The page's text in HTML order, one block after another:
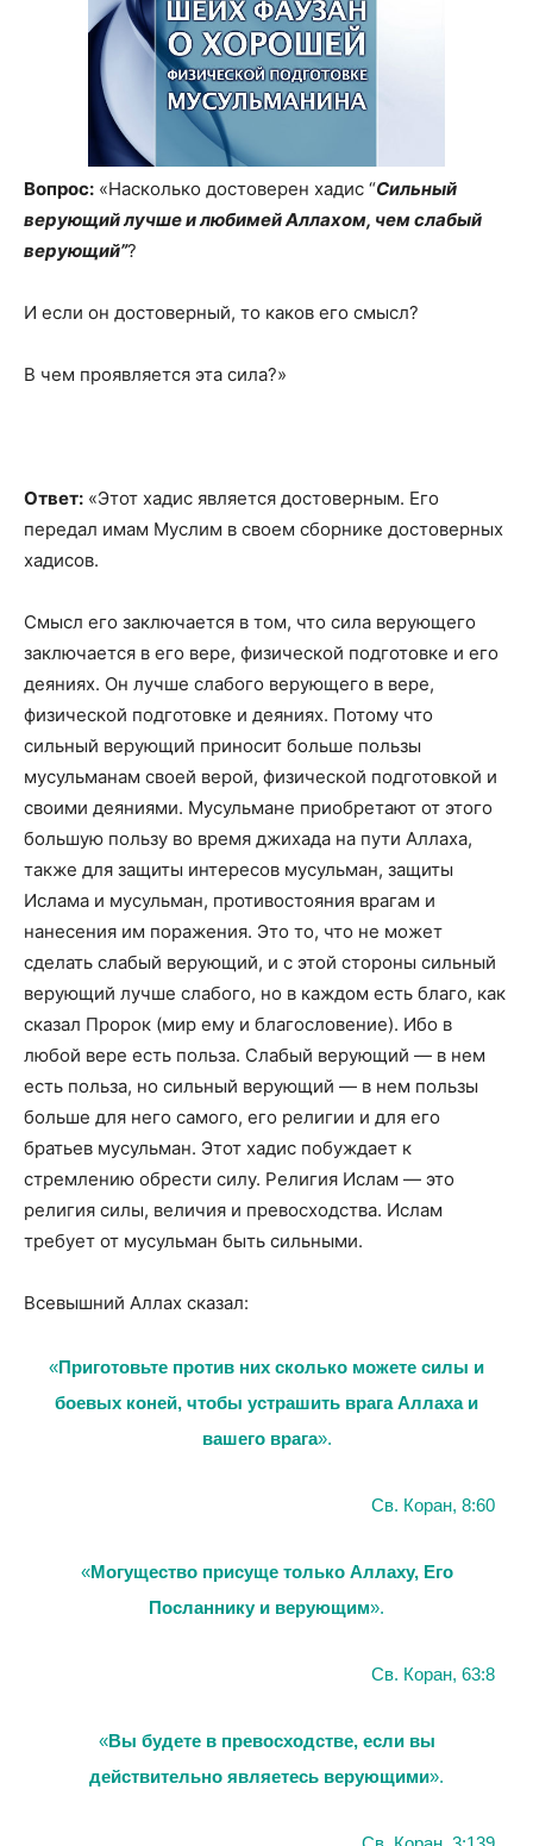
Вопрос: «Насколько достоверен хадис “Сильный
верующий лучше и любимей Аллахом, чем слабый
верующий”?
И если он достоверный, то каков его смысл?
В чем проявляется эта сила?»
Ответ: «Этот хадис является достоверным. Его
передал имам Муслим в своем сборнике достоверных
хадисов.
Смысл его заключается в том, что сила верующего
заключается в его вере, физической подготовке и его
деяниях. Он лучше слабого верующего в вере,
физической подготовке и деяниях. Потому что
сильный верующий приносит больше пользы
мусульманам своей верой, физической подготовкой и
своими деяниями. Мусульмане приобретают от этого
большую пользу во время джихада на пути Аллаха,
также для защиты интересов мусульман, защиты
Ислама и мусульман, противостояния врагам и
нанесения им поражения. Это то, что не может
сделать слабый верующий, и с этой стороны сильный
верующий лучше слабого, но в каждом есть благо, как
сказал Пророк (мир ему и благословение). Ибо в
любой вере есть польза. Слабый верующий — в нем
есть польза, но сильный верующий — в нем пользы
больше для него самого, его религии и для его
братьев мусульман. Этот хадис побуждает к
стремлению обрести силу. Религия Ислам — это
религия силы, величия и превосходства. Ислам
требует от мусульман быть сильными.
Всевышний Аллах сказал:
«Приготовьте против них сколько можете силы и
боевых коней, чтобы устрашить врага Аллаха и
вашего врага».
Св. Коран, 8:60
«Могущество присуще только Аллаху, Его
Посланнику и верующим».
Св. Коран, 63:8
«Вы будете в превосходстве, если вы
действительно являетесь верующими».